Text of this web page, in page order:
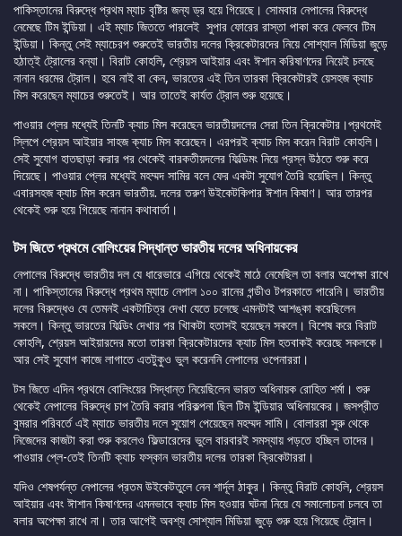
পাকিস্তানের বিরুদ্ধে প্রথম ম্যাচ বৃষ্টির জন্য ড্র হয়ে গিয়েছে। সোমবার নেপালের বিরুদ্ধে
নেমেছে টিম ইন্ডিয়া। এই ম্যাচ জিততে পারলেই সুপার ফোরের রাস্তা পাকা করে ফেলবে টিম
ইন্ডিয়া। কিন্তু সেই ম্যাচেরপ শুরুতেই ভারতীয় দলের ক্রিকেটারদের নিয়ে সোশ্যাল মিডিয়া জুড়ে
হঠাত্ই ট্রোলের বন্যা। বিরাট কোহলি, শ্রেয়স আইয়ার এবং ঈশান করিষাণদের নিয়েই চলছে
নানান ধরমের ট্রোল। হবে নাই বা কেন, ভারতের এই তিন তারকা ক্রিকেটারই য়েসহজ ক্যাচ
মিস করেছেন ম্যাচের শুরুতেই। আর তাতেই কার্যত ট্রোল শুরু হয়েছে।
পাওয়ার প্লের মধ্যেই তিনটি ক্যাচ মিস করেছেন ভারতীয়দলের সেরা তিন ক্রিকেটার।প্রথমেই
স্লিপে শ্রেয়স আইয়ার সাহজ ক্যাচ মিস করেছেন। এরপরই ক্যাচ মিস করেন বিরাট কোহলি।
সেই সুযোগ হাতছাড়া করার পর থেকেই বারকতীয়দলের ফিল্ডিমং নিয়ে প্রস্ন উঠতে শুরু করে
দিয়েছে। পাওয়ার প্লের মধ্যেই মহম্মদ সামির বলে ফের একটা সুযোগ তৈরি হয়েছিল। কিন্তু
এবারসহজ ক্যাচ মিস করেন ভারতীয়. দলের তরুণ উইকেটকিপার ঈশান কিষাণ। আর তারপর
থেকেই শুরু হয়ে গিয়েছে নানান কথাবার্তা।
টস জিতে প্রথমে বোলিংয়ের সিদ্ধান্ত ভারতীয় দলের অধিনায়কের
নেপালের বিরুদ্ধে ভারতীয় দল যে ধারেভারে এগিয়ে থেকেই মাঠে নেমেছিল তা বলার অপেক্ষা রাখে
না। পাকিস্তানের বিরুদ্ধে প্রথম ম্যাচে নেপাল ১০০ রানের গন্ডীও টপরকাতে পারেনি। ভারতীয়
দলের বিরুদ্ধেও যে তেমনই একটাচিত্র দেখা যেতে চলেছে এমনটাই আশঙ্কা করেছিলেন
সকলে। কিন্তু ভারতের ফিল্ডিং দেখার পর খািকটা হতাসই হয়েছেন সকলে। বিশেষ করে বিরাট
কোহলি, শ্রেয়স আইয়ারদের মতো তারকা ক্রিকেটারদের ক্যাচ মিস হতবাকই করেছে সকলকে।
আর সেই সুযোগ কাজে লাগাতে এতটুকুও ভুল করেননি নেপালের ওপেনাররা।
টস জিতে এদিন প্রথমে বোলিংয়ের সিদ্ধান্ত নিয়েছিলেন ভারত অধিনায়ক রোহিত শর্মা। শুরু
থেকেই নেপালের বিরুদ্ধে চাপ তৈরি করার পরিকল্পনা ছিল টিম ইন্ডিয়ার অধিনায়কের। জসপ্রীত
বুমরার পরিবর্তে এই ম্যাচে ভারতীয় দলে সুয়োগ পেয়েছেন মহম্মদ সামি। বোলাররা সুরু থেকে
নিজেদের কাজটা করা শুরু করলেও ফিল্ডারেদের ভুলে বারবারই সমস্যায় পড়তে হচ্ছিল তাদের।
পাওয়ার প্লে-তেই তিনটি ক্যাচ ফস্কান ভারতীয় দলের তারকা ক্রিকেটাররা।
যদিও শেষপর্যন্ত নেপালের প্রতম উইকেটতুলে নেন শার্দূল ঠাকুর। কিন্তু বিরাট কোহলি, শ্রেয়স
আইয়ার এবং ঈাশান কিষাণদের এমনভাবে ক্যাচ মিস হওয়ার ঘটনা নিয়ে যে সমালোচনা চলবে তা
বলার অপেক্ষা রাখে না। তার আগেই অবশ্য সোশ্যাল মিডিয়া জুড়ে শুরু হয়ে গিয়েছে ট্রোল।